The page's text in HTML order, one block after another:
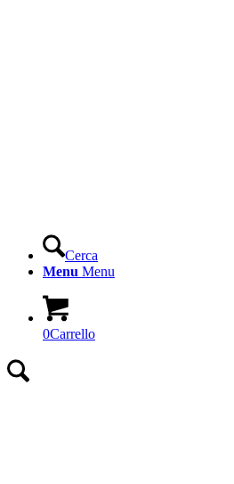
Cerca
Menu Menu
0Carrello